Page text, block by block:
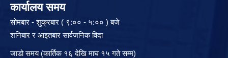
कार्यालय समय
सोमबार - शुक्रबार ( ९:०० - ५:०० ) बजे
शनिबार र आइतबार सार्वजनिक विदा
जाडो समय (कार्तिक १६ देखि माघ १५ गते सम्म)